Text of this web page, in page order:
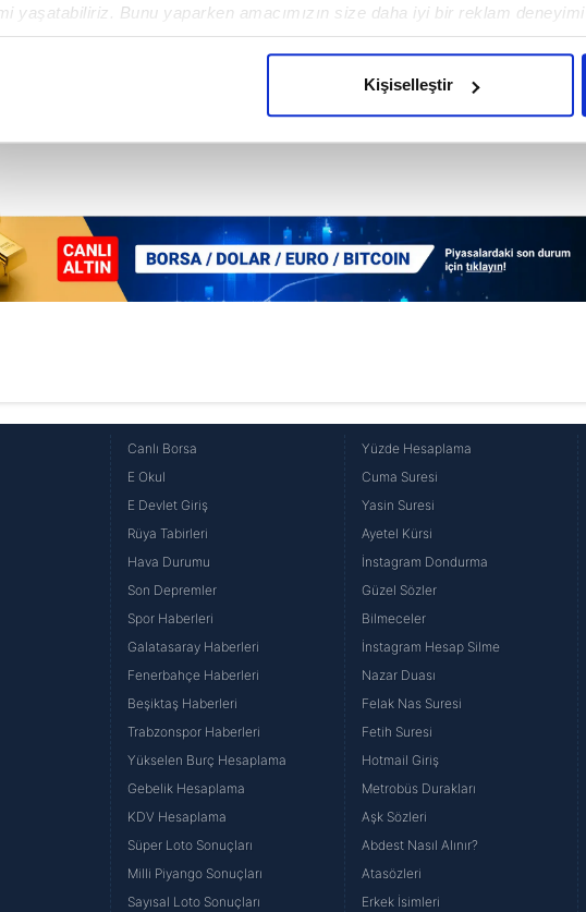
yaşatabiliriz. Bunu yaparken amacımızın size daha iyi bir reklam
sunabilmek adına elimizden gelen çabayı gösterdiğimizi ve bu noktada,
kullanıcılar, bu çerezlere izin vermedikleri takdirde, kullanıcılara
kullanılmaktadır. Diğer çerezler, sitemizin daha işlevsel kılınması ve
faaliyetlerinin yapılması, amaçlarıyla sınırlı olarak açık rızanız
ilişkin tercihlerinizi aşağıda yer alan panel vasıtasıyla belirleyebilirsiniz.
Kişiselleştir
Canlı Borsa
E Okul
E Devlet Giriş
Rüya Tabirleri
Hava Durumu
Son Depremler
Spor Haberleri
Galatasaray Haberleri
Fenerbahçe Haberleri
Beşiktaş Haberleri
Trabzonspor Haberleri
Yükselen Burç Hesaplama
Gebelik Hesaplama
KDV Hesaplama
Süper Loto Sonuçları
Milli Piyango Sonuçları
Sayısal Loto Sonuçları
Yüzde Hesaplama
Cuma Suresi
Yasin Suresi
Ayetel Kürsi
İnstagram Dondurma
Güzel Sözler
Bilmeceler
İnstagram Hesap Silme
Nazar Duası
Felak Nas Suresi
Fetih Suresi
Hotmail Giriş
Metrobüs Durakları
Aşk Sözleri
Abdest Nasıl Alınır?
Atasözleri
Erkek İsimleri